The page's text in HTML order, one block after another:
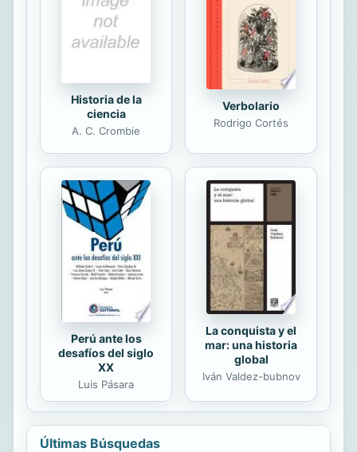
toma de decisiones, así como
estudios de empresas familiares muy
conocidas.
Historia de la
ciencia
A. C. Crombie
Verbolario
Rodrigo Cortés
Perú ante los
desafíos del siglo
XX
Luis Pásara
La conquista y el
mar: una historia
global
Iván Valdez-bubnov
Últimas Búsquedas